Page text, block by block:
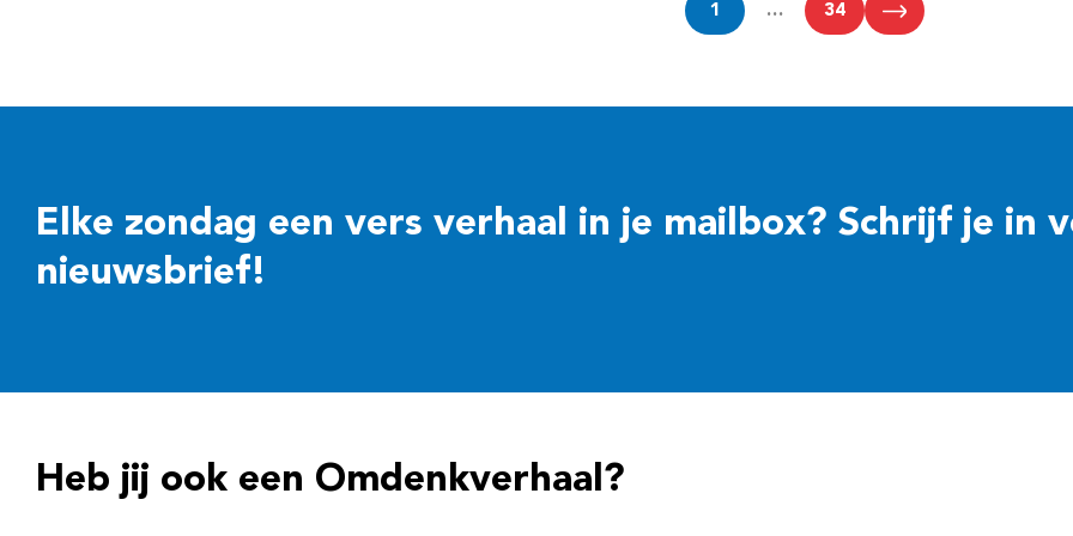
1 … 34
Elke zondag een vers verhaal in je mailbox? Schrijf je in
nieuwsbrief!
Heb jij ook een Omdenkverhaal?